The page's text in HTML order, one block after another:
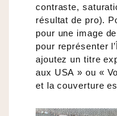
contraste,
résultat de pro).
pour une image
pour représenter
ajoutez un titre
aux USA » ou «
et la couverture